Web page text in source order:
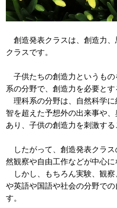
創造発表クラスは、創造力
クラスです。
子供たちの創造力というも
系の分野で、創造力を必要とす
理科系の分野は、自然科学
智を超えた予想外の出来事や
あり、子供の創造力を刺激する
したがって、創造発表クラ
然観察や自由工作などが中心に
しかし、もちろん実験、観
や英語や国語や社会の分野で
す。